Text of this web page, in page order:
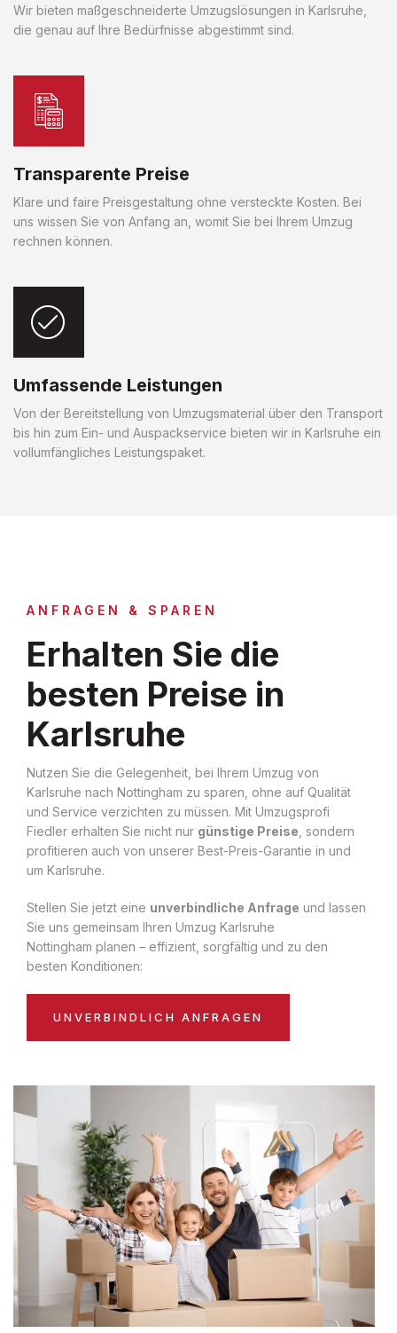
Wir bieten maßgeschneiderte Umzugslösungen in Karlsruhe,
die genau auf Ihre Bedürfnisse abgestimmt sind.
Transparente Preise
Klare und faire Preisgestaltung ohne versteckte Kosten. Bei
uns wissen Sie von Anfang an, womit Sie bei Ihrem Umzug
rechnen können.
Umfassende Leistungen
Von der Bereitstellung von Umzugsmaterial über den Transport
bis hin zum Ein- und Auspackservice bieten wir in Karlsruhe ein
vollumfängliches Leistungspaket.
ANFRAGEN & SPAREN
Erhalten Sie die
besten Preise in
Karlsruhe
Nutzen Sie die Gelegenheit, bei Ihrem Umzug von
Karlsruhe nach Nottingham zu sparen, ohne auf Qualität
und Service verzichten zu müssen. Mit Umzugsprofi
Fiedler erhalten Sie nicht nur günstige Preise , sondern
profitieren auch von unserer Best-Preis-Garantie in und
um Karlsruhe.
Stellen Sie jetzt eine unverbindliche Anfrage und lassen
Sie uns gemeinsam Ihren Umzug Karlsruhe
Nottingham planen – effizient, sorgfältig und zu den
besten Konditionen:
UNVERBINDLICH ANFRAGEN